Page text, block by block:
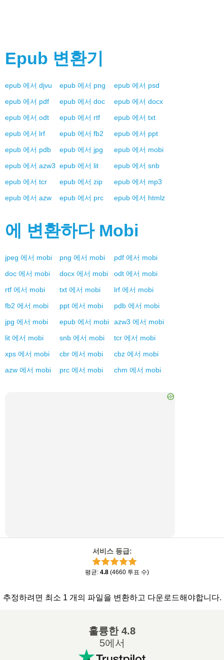
Epub 변환기
epub 에서 djvu epub 에서 png epub 에서 psd
epub 에서 pdf epub 에서 doc epub 에서 docx
epub 에서 odt epub 에서 rtf epub 에서 txt
epub 에서 lrf epub 에서 fb2 epub 에서 ppt
epub 에서 pdb epub 에서 jpg epub 에서 mobi
epub 에서 azw3 epub 에서 lit epub 에서 snb
epub 에서 tcr epub 에서 zip epub 에서 mp3
epub 에서 azw epub 에서 prc epub 에서 htmlz
에 변환하다 Mobi
jpeg 에서 mobi png 에서 mobi pdf 에서 mobi
doc 에서 mobi docx 에서 mobi odt 에서 mobi
rtf 에서 mobi txt 에서 mobi lrf 에서 mobi
fb2 에서 mobi ppt 에서 mobi pdb 에서 mobi
jpg 에서 mobi epub 에서 mobi azw3 에서 mobi
lit 에서 mobi snb 에서 mobi tcr 에서 mobi
xps 에서 mobi cbr 에서 mobi cbz 에서 mobi
azw 에서 mobi prc 에서 mobi chm 에서 mobi
서비스 등급:
평균: 4.8 (4660 투표 수)
추정하려면 최소 1 개의 파일을 변환하고 다운로드해야합니다.
훌륭한4.8
5에서